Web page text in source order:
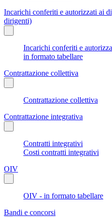
Incarichi conferiti e autorizzati ai
dirigenti)
Incarichi conferiti e
in formato tabellare
Contrattazione collettiva
Contrattazione collettiva
Contrattazione integrativa
Contratti integrativi
Costi contratti integrativi
OIV
OIV - in formato tabellare
Bandi e concorsi